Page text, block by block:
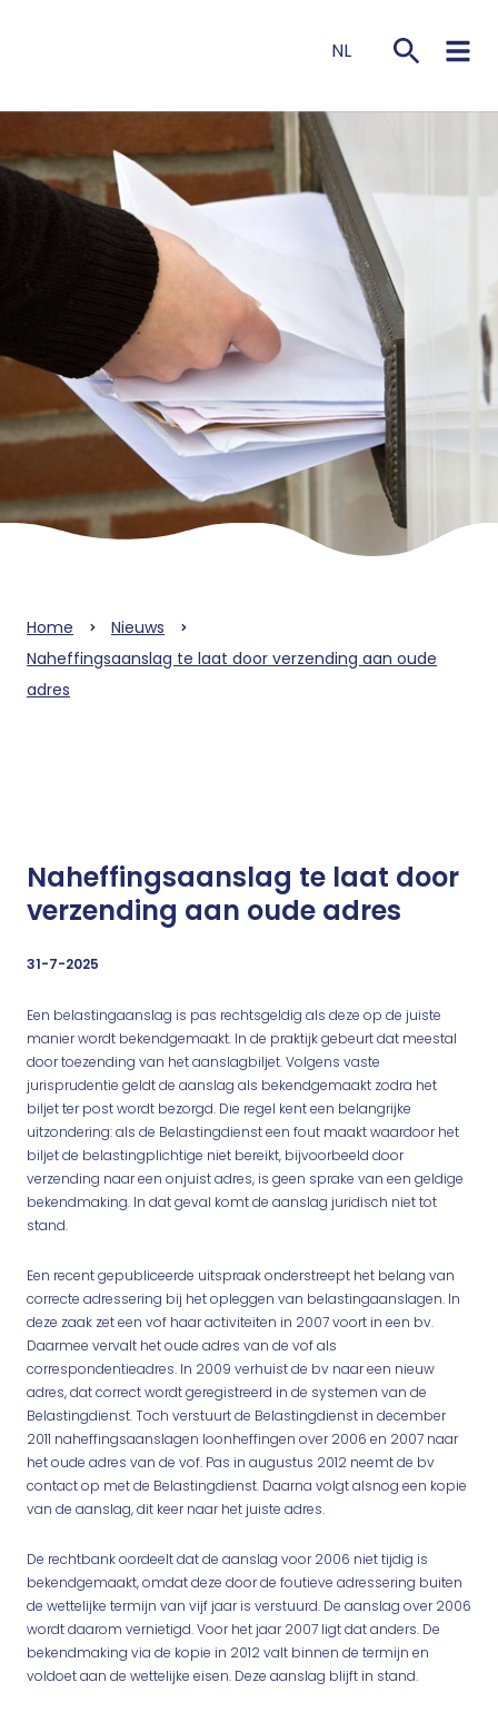
NL
Home
Nieuws
Naheffingsaanslag te laat door verzending aan oude
adres
Naheffingsaanslag te laat door
verzending aan oude adres
31-7-2025
Een belastingaanslag is pas rechtsgeldig als deze op de juiste
manier wordt bekendgemaakt. In de praktijk gebeurt dat meestal
door toezending van het aanslagbiljet. Volgens vaste
jurisprudentie geldt de aanslag als bekendgemaakt zodra het
biljet ter post wordt bezorgd. Die regel kent een belangrijke
uitzondering: als de Belastingdienst een fout maakt waardoor het
biljet de belastingplichtige niet bereikt, bijvoorbeeld door
verzending naar een onjuist adres, is geen sprake van een geldige
bekendmaking. In dat geval komt de aanslag juridisch niet tot
stand.
Een recent gepubliceerde uitspraak onderstreept het belang van
correcte adressering bij het opleggen van belastingaanslagen. In
deze zaak zet een vof haar activiteiten in 2007 voort in een bv.
Daarmee vervalt het oude adres van de vof als
correspondentieadres. In 2009 verhuist de bv naar een nieuw
adres, dat correct wordt geregistreerd in de systemen van de
Belastingdienst. Toch verstuurt de Belastingdienst in december
2011 naheffingsaanslagen loonheffingen over 2006 en 2007 naar
het oude adres van de vof. Pas in augustus 2012 neemt de bv
contact op met de Belastingdienst. Daarna volgt alsnog een kopie
van de aanslag, dit keer naar het juiste adres.
De rechtbank oordeelt dat de aanslag voor 2006 niet tijdig is
bekendgemaakt, omdat deze door de foutieve adressering buiten
de wettelijke termijn van vijf jaar is verstuurd. De aanslag over 2006
wordt daarom vernietigd. Voor het jaar 2007 ligt dat anders. De
bekendmaking via de kopie in 2012 valt binnen de termijn en
voldoet aan de wettelijke eisen. Deze aanslag blijft in stand.